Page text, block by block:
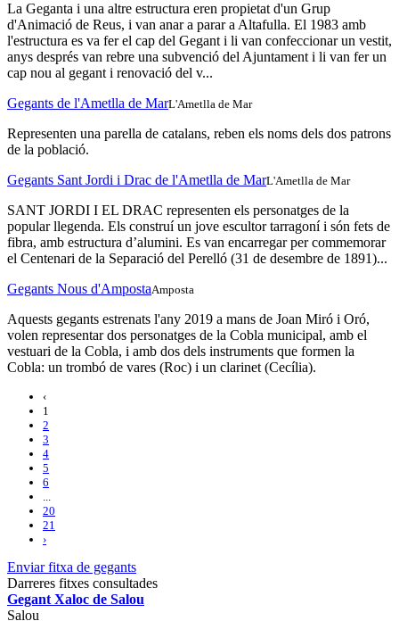
La Geganta i una altre estructura eren propietat d'un Grup
d'Animació de Reus, i van anar a parar a Altafulla. El 1983 amb
l'estructura es va fer el cap del Gegant i li van confeccionar un vestit,
anys després van rebre una subvenció del Ajuntament i li van fer un
cap nou al gegant i renovació del v...
Gegants de l'Ametlla de MarL'Ametlla de Mar
Representen una parella de catalans, reben els noms dels dos patrons
de la població.
Gegants Sant Jordi i Drac de l'Ametlla de MarL'Ametlla de Mar
SANT JORDI I EL DRAC representen els personatges de la
popular llegenda. Els construí un jove escultor tarragoní i són fets de
fibra, amb estructura d’alumini. Es van encarregar per commemorar
el Centenari de la Separació del Perelló (31 de desembre de 1891)...
Gegants Nous d'AmpostaAmposta
Aquests gegants estrenats l'any 2019 a mans de Joan Miró i Oró,
volen representar dos personatges de la Cobla municipal, amb el
vestuari de la Cobla, i amb dos dels instruments que formen la
Cobla: un trombó de vares (Roc) i un clarinet (Cecília).
‹
1
2
3
4
5
6
...
20
21
›
Enviar fitxa de gegants
Darreres fitxes consultades
Gegant Xaloc de Salou
Salou